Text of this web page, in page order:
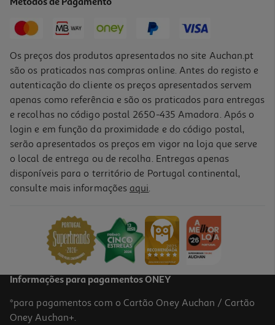
Price reduced from
19,99 €to
Promoção
-32%
Lençol Individual Actuel Percal Cinzento 100% Algodão
Price reduced from
15,00 €
Métodos de Pagamento
Os preços dos produtos apresentados no site Auchan.pt
são os praticados nas compras online. Antes do registo e
autenticação do cliente os preços apresentados servem
apenas como referência e são os praticados para entregas
e recolhas no código postal 2650-435 Amadora. Após o
login e em função da proximidade e do código postal,
serão apresentados os preços em vigor na loja que serve
o local de entrega ou de recolha. Entregas apenas
disponíveis para o território de Portugal continental,
consulte mais informações aqui.
Informações para pagamentos ONEY
*para pagamentos com o Cartão Oney Auchan / Cartão
Oney Auchan+.